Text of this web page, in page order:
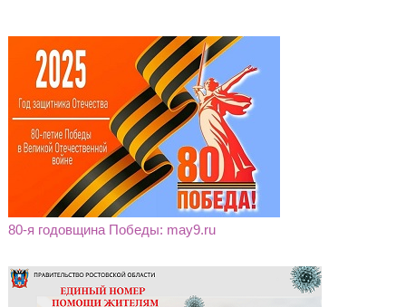
80-я годовщина Победы: may9.ru